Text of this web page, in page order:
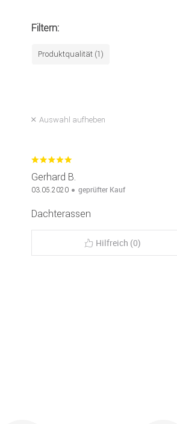
Filtern:
Produktqualität (1)
Auswahl aufheben
Gerhard B.
03.05.2020 geprüfter Kauf
Dachterassen
Hilfreich (0)